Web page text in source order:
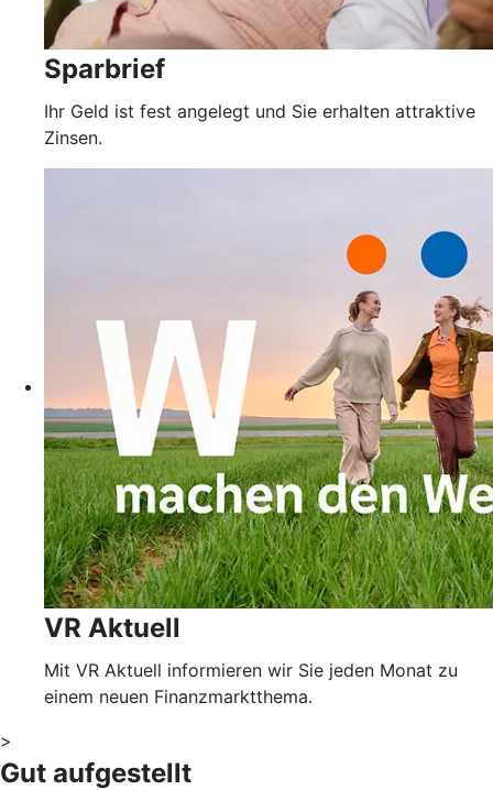
Sparbrief
Ihr Geld ist fest angelegt und Sie erhalten attraktive
Zinsen.
VR Aktuell
Mit VR Aktuell informieren wir Sie jeden Monat zu
einem neuen Finanzmarktthema.
>
Gut aufgestellt